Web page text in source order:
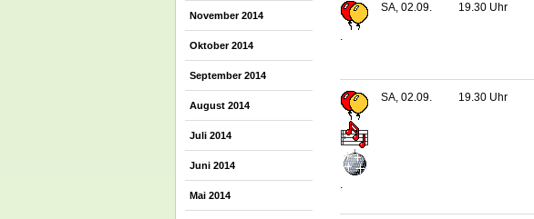
November 2014
Oktober 2014
September 2014
August 2014
Juli 2014
Juni 2014
Mai 2014
.
SA, 02.09. 19.30 Uhr
.
SA, 02.09. 19.30 Uhr